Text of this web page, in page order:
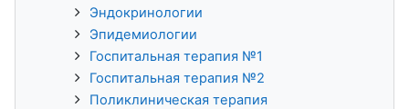
Эндокринологии
Эпидемиологии
Госпитальная терапия №1
Госпитальная терапия №2
Поликлиническая терапия